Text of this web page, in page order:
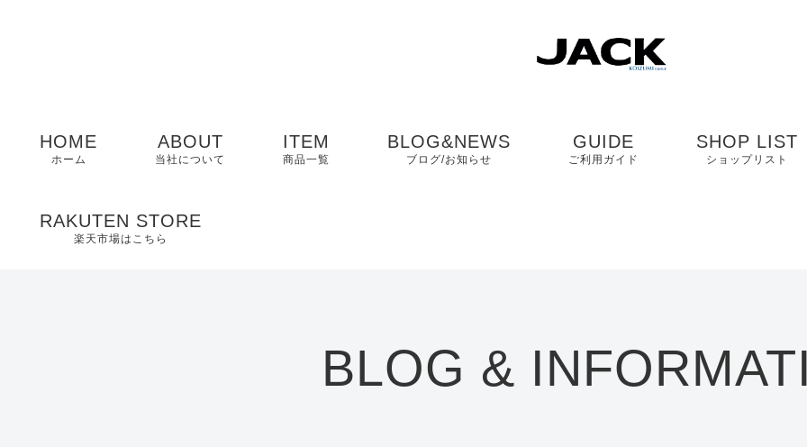
HOME
ホーム
ABOUT
当社について
ITEM
商品一覧
BLOG&NEWS
ブログ/お知らせ
GUIDE
ご利用ガイド
プライバシーポリシ
SHOP LIST
ショップリスト
RAKUTEN STORE
楽天市場はこちら
BLOG &